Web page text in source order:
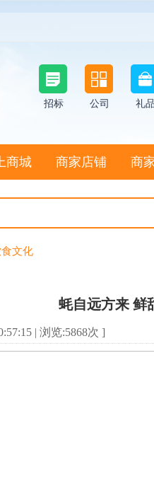
招标 公司 礼品
商城 商家店铺 商
文化
蚝自远方来 鲜
| 浏览:5868次 ]